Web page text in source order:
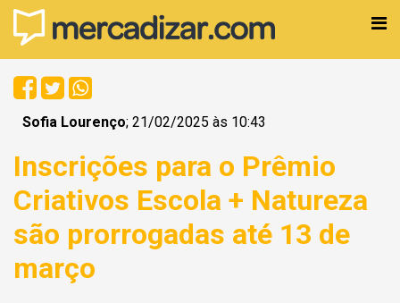
Sofia Lourenço; 21/02/2025 às 10:43
Inscrições para o Prêmio
Criativos Escola + Natureza
são prorrogadas até 13 de
março